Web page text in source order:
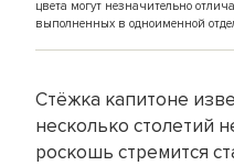
цвета могут незначительно
выполненных в одноименной
Стёжка капитоне
несколько столетий
роскошь стремится